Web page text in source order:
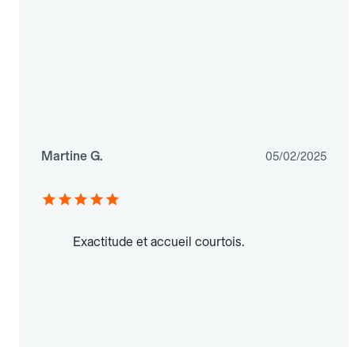
Martine G. 05/02/2025
Exactitude et accueil courtois.